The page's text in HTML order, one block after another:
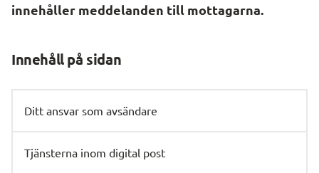
innehåller meddelanden till mottagarna.
Innehåll på sidan
Ditt ansvar som avsändare
Tjänsterna inom digital post